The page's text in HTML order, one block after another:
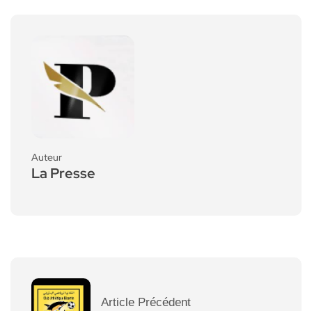
Auteur
La Presse
Article Précédent